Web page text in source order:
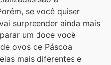
se você quiser
surpreender ainda mais
um doce você
ovos de Páscoa
mais diferentes e